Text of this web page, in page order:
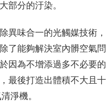
部分的汙染。
異味合一的光觸媒技術，
了能夠解決室內髒空氣問
因為不增添過多不必要的
最後打造出體積不大且十
淨機。